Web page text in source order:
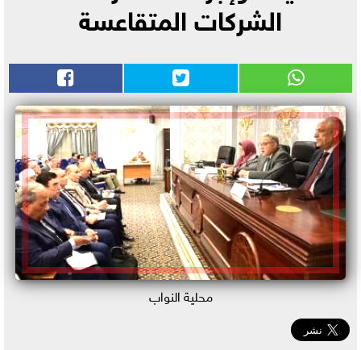
الشركات المتقاعسة
محلية النواب